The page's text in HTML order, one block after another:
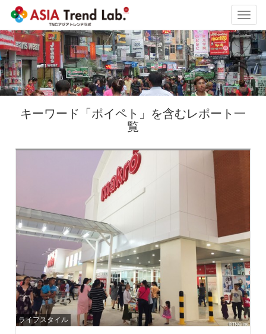
キーワード「ポイペト」を含むレポート一
覧
ライフスタイル